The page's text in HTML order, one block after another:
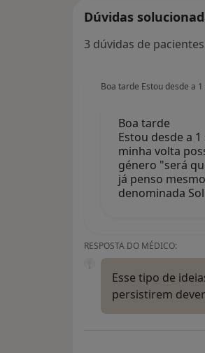
Dúvidas
3 dúvidas de
Boa tarde Estou desde a
Boa tarde
Estou desde a
minha volta
género "será
já penso
denominada
RESPOSTA DO MÉDICO:
Esse tipo de
persistirem